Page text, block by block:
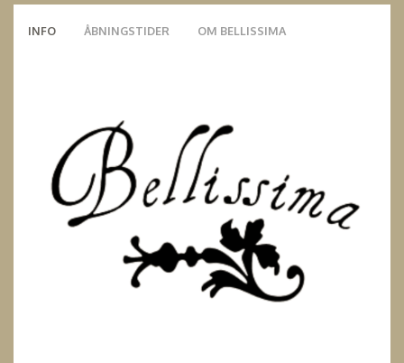
INFO ÅBNINGSTIDER OM BELLISSIMA